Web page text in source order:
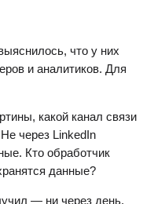
и имуществе
служащего
соответствии
военной
дел,
комитете